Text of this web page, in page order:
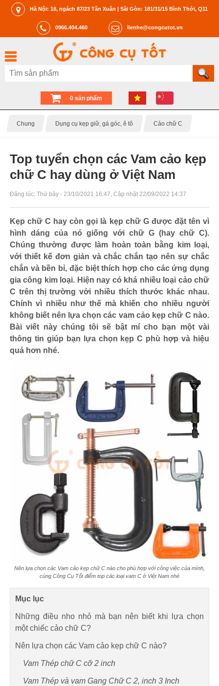
Hà Nội: 18, ngách 87/23 Tân Xuân | Sài Gòn: 181/31/15 Bình Thới, Q11
0966.404.460 lienhe@congcutot.vn
0 sản phẩm
Chung Dụng cụ kẹp giữ, gá góc, ê tô Cảo chữ C
Top tuyển chọn các Vam cảo kẹp
chữ C hay dùng ở Việt Nam
Đăng lúc: Thứ bảy - 23/10/2021 16:47, Cập nhật 22/09/2022 14:37
Kẹp chữ C hay còn gọi là kẹp chữ G được đặt tên vì
hình dáng của nó giống với chữ G (hay chữ C).
Chúng thường được làm hoàn toàn bằng kim loại,
với thiết kế đơn giản và chắc chắn tạo nên sự chắc
chắn và bền bỉ, đặc biệt thích hợp cho các ứng dụng
gia công kim loại. Hiện nay có khá nhiều loại cảo chữ
C trên thị trường với nhiều thích thước khác nhau.
Chính vì nhiều như thế mà khiến cho nhiều người
không biết nên lựa chọn các vam cảo kẹp chữ C nào.
Bài viết này chúng tôi sẽ bật mí cho bạn một vài
thông tin giúp bạn lựa chọn kẹp C phù hợp và hiệu
quả hơn nhé.
Nên lựa chọn các Vam cảo kẹp chữ C nào cho phù hợp với công việc của mình,
cùng Công Cụ Tốt điểm top các loại vam C ở Việt Nam nhé
Mục lục
Những điều nho nhỏ mà bạn nên biết khi lựa chọn
một chiếc cảo chữ C?
Nên lựa chọn các Vam cảo kẹp chữ C nào?
Vam Thép chữ C cỡ 2 inch
Vam Thép và vam Gang Chữ C 2, inch 3 Inch